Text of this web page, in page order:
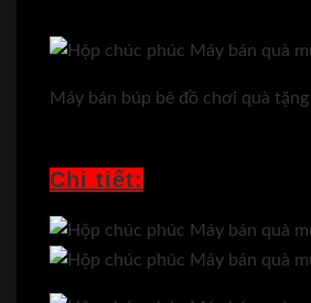
Máy bán búp bê đồ chơi quà tặng
Chi tiết: